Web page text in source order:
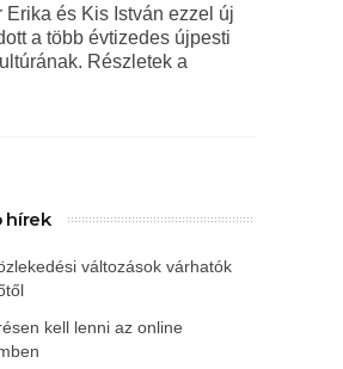
Erika és Kis István ezzel új
a több évtizedes újpesti
Részletek a
hírek
változások várhatók
kell lenni az online